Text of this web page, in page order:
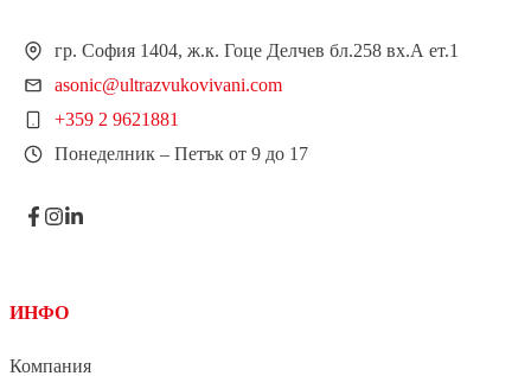
гр. София 1404, ж.к. Гоце Делчев бл.258 вх.А ет.1
asonic@ultrazvukovivani.com
+359 2 9621881
Понеделник – Петък от 9 до 17
ИНФО
Компания